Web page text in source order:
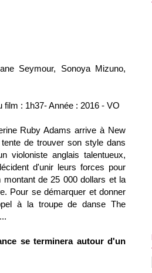
Seymour, Sonoya Mizuno,
: 1h37- Année : 2016 - VO
Ruby Adams arrive à New
de trouver son style dans
violoniste anglais talentueux,
d'unir leurs forces pour
de 25 000 dollars et la
Pour se démarquer et donner
à la troupe de danse The
se terminera autour d'un